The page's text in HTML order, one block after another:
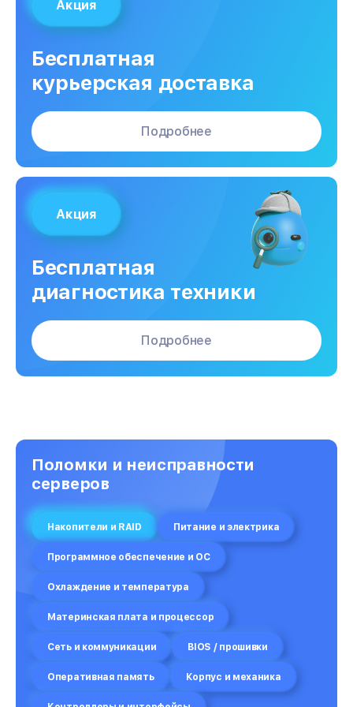
Акция
Бесплатная
курьерская доставка
Подробнее
Акция
Бесплатная
диагностика техники
Подробнее
Поломки и неисправности
серверов
Накопители и RAID Питание и электрика
Программное обеспечение и ОС
Охлаждение и температура
Материнская плата и процессор
Сеть и коммуникации BIOS / прошивки
Оперативная память Корпус и механика